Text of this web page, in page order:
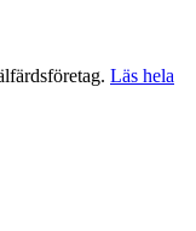
Läs hela